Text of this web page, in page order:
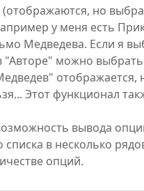
но
у меня есть
Медведева. Если я
"Авторе" можно
отображается,
Этот функционал
вывода
в несколько
опций.